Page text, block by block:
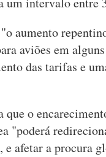
aumento
aviões em
das tarifas e
o
"poderá
afetar a procura